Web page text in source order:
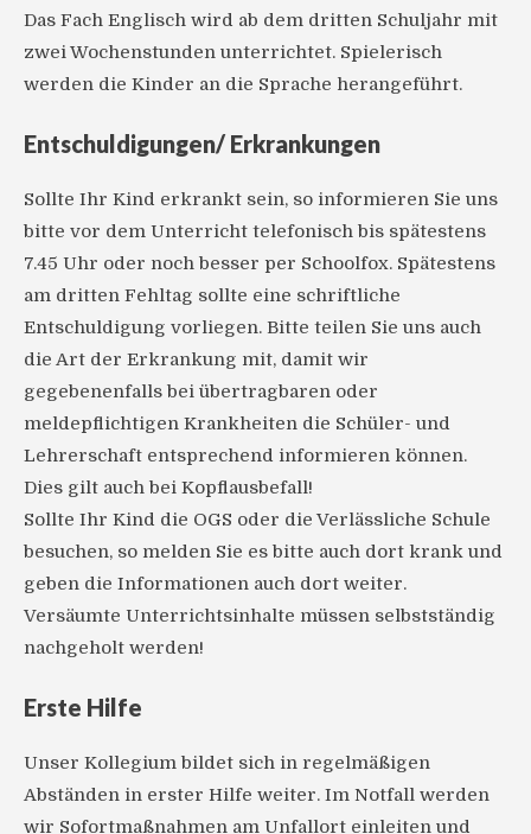
Das Fach Englisch wird ab dem dritten Schuljahr mit
zwei Wochenstunden unterrichtet. Spielerisch
werden die Kinder an die Sprache herangeführt.
Entschuldigungen/ Erkrankungen
Sollte Ihr Kind erkrankt sein, so informieren Sie uns
bitte vor dem Unterricht telefonisch bis spätestens
7.45 Uhr oder noch besser per Schoolfox. Spätestens
am dritten Fehltag sollte eine schriftliche
Entschuldigung vorliegen. Bitte teilen Sie uns auch
die Art der Erkrankung mit, damit wir
gegebenenfalls bei übertragbaren oder
meldepflichtigen Krankheiten die Schüler- und
Lehrerschaft entsprechend informieren können.
Dies gilt auch bei Kopflausbefall!
Sollte Ihr Kind die OGS oder die Verlässliche Schule
besuchen, so melden Sie es bitte auch dort krank und
geben die Informationen auch dort weiter.
Versäumte Unterrichtsinhalte müssen selbstständig
nachgeholt werden!
Erste Hilfe
Unser Kollegium bildet sich in regelmäßigen
Abständen in erster Hilfe weiter. Im Notfall werden
wir Sofortmaßnahmen am Unfallort einleiten und